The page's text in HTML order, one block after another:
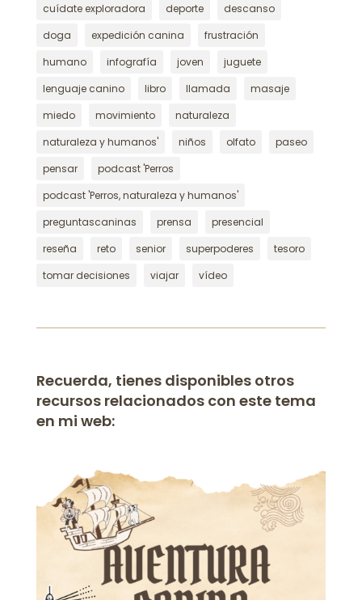
cuídate exploradora
deporte
descanso
doga
expedición canina
frustración
humano
infografía joven
juguete
lenguaje canino
libro llamada
masaje
miedo
movimiento
naturaleza
naturaleza y humanos'
niños olfato
paseo
pensar
podcast 'Perros
podcast 'Perros, naturaleza y humanos'
preguntascaninas
prensa
presencial
reseña
reto senior superpoderes
tesoro
tomar decisiones
viajar vídeo
Recuerda, tienes disponibles otros
recursos relacionados con este tema
en mi web: